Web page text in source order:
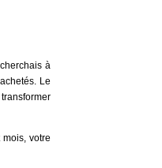
à
Le
votre